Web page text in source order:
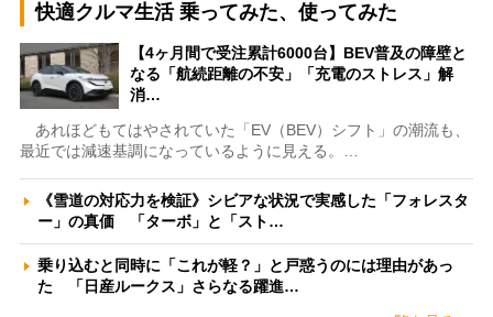
快適クルマ生活 乗ってみた、使ってみた
【4ヶ月間で受注累計6000台】BEV普及の障壁と
なる「航続距離の不安」「充電のストレス」解
消…
あれほどもてはやされていた「EV（BEV）シフト」の潮流も、
最近では減速基調になっているように見える。…
《雪道の対応力を検証》シビアな状況で実感した「フォレスタ
ー」の真価 「ターボ」と「スト…
乗り込むと同時に「これが軽？」と戸惑うのには理由があっ
た 「日産ルークス」さらなる躍進…